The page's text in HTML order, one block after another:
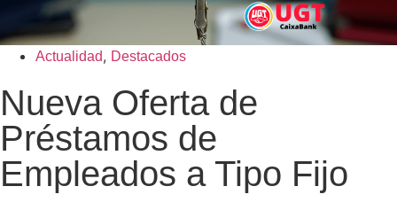
Actualidad, Destacados
Nueva Oferta de
Préstamos de
Empleados a Tipo Fijo